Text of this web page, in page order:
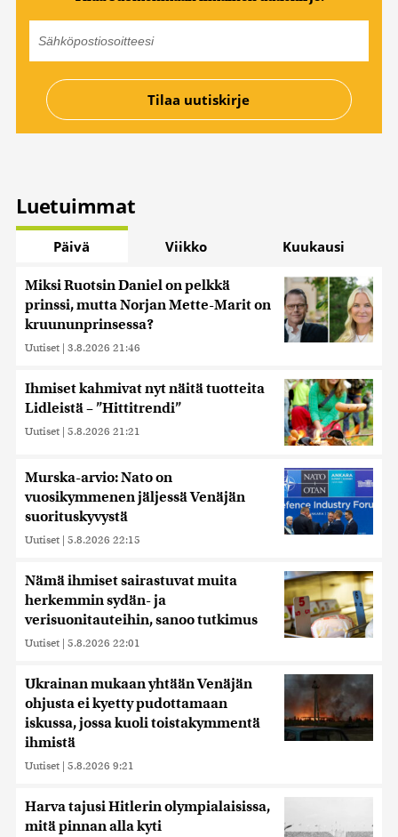
Luetuimmat
Päivä Viikko Kuukausi
Miksi Ruotsin Daniel on pelkkä
prinssi, mutta Norjan Mette-Marit on
kruununprinsessa?
Uutiset | 3.8.2026 21:46
Ihmiset kahmivat nyt näitä tuotteita
Lidleistä – ”Hittitrendi”
Uutiset | 5.8.2026 21:21
Murska-arvio: Nato on
vuosikymmenen jäljessä Venäjän
suorituskyvystä
Uutiset | 5.8.2026 22:15
Nämä ihmiset sairastuvat muita
herkemmin sydän- ja
verisuonitauteihin, sanoo tutkimus
Uutiset | 5.8.2026 22:01
Ukrainan mukaan yhtään Venäjän
ohjusta ei kyetty pudottamaan
iskussa, jossa kuoli toistakymmentä
ihmistä
Uutiset | 5.8.2026 9:21
Harva tajusi Hitlerin olympialaisissa,
mitä pinnan alla kyti